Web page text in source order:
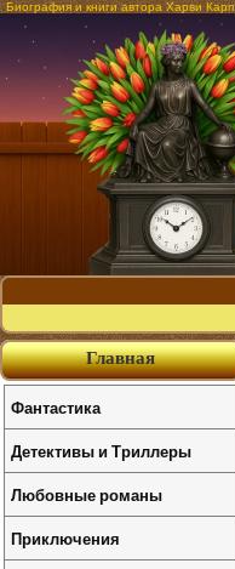
Биография и книги автора Харви Карп
Главная
Фантастика
Детективы и Триллеры
Любовные романы
Приключения